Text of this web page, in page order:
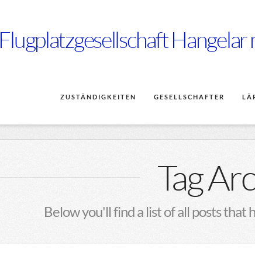
Flugplatzgesellschaft Hangelar
ZUSTÄNDIGKEITEN GESELLSCHAFTER
Tag
Below you'll find a list of all posts that